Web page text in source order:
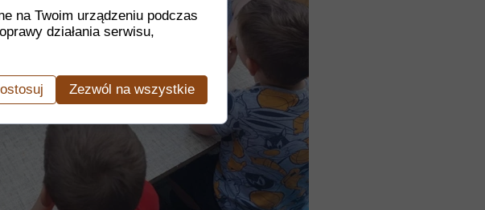
na Twoim urządzeniu podczas
działania serwisu,
Zezwól na wszystkie